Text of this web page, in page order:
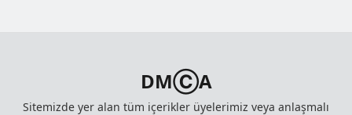
DMⒸA
Sitemizde yer alan tüm içerikler üyelerimiz veya anlaşmalı